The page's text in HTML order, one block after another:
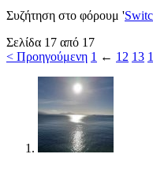
Συζήτηση στο φόρουμ '
Σελίδα 17 από 17
< Προηγούμενη 1 ← 12 13